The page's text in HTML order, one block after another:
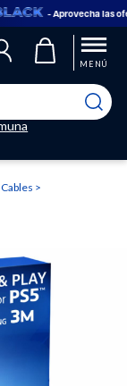
- Aprovecha las ofertas
MENÚ
correctamente
para agregar
ya no necesitas.